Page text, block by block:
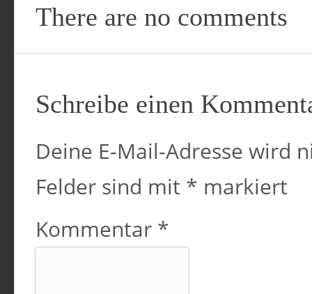
There are no comments
Schreibe einen
Deine E-Mail-Adresse wird
Felder sind mit * markiert
Kommentar *